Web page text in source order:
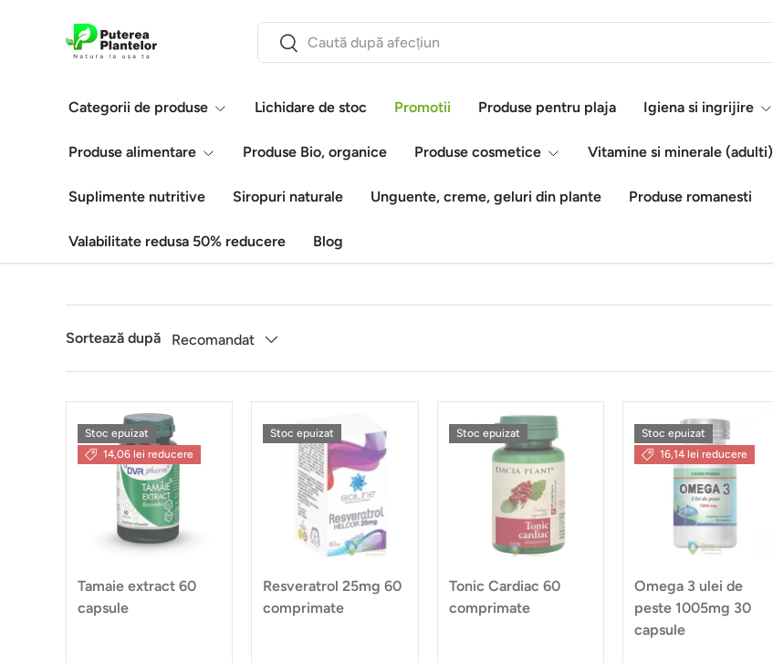
Vezi conținutul Căutare
Caută
Categorii de produse Lichidare de stoc Promotii Produse pentru plaja Igiena si ingrijire
Produse alimentare Produse Bio, organice Produse cosmetice Vitamine si minerale (adulti)
Suplimente nutritive Siropuri naturale Unguente, creme, geluri din plante Produse romanesti
Valabilitate redusa 50% reducere Blog
Sortează după Recomandat
Stoc epuizat
14,06 lei reducere
Tamaie extract 60
capsule
Stoc epuizat
Resveratrol 25mg 60
comprimate
Stoc epuizat
Tonic Cardiac 60
comprimate
Stoc epuizat
16,14 lei reducere
Omega 3 ulei de
peste 1005mg 30
capsule